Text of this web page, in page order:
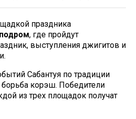
праздника
, где пройдут
выступления джигитов и
Сабантуя по традиции
борьба корэш. Победители
из трех площадок получат